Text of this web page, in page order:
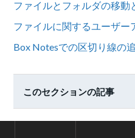
ファイルとフォルダの移動
ファイルに関するユーザー
Box Notesでの区切り線の
このセクションの記事